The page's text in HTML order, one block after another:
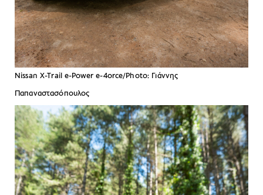
Nissan X-Trail e-Power e-4orce/Photo: Γιάννης
Παπαναστασόπουλος